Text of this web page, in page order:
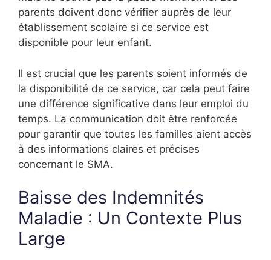
parents doivent donc vérifier auprès de leur
établissement scolaire si ce service est
disponible pour leur enfant.
Il est crucial que les parents soient informés de
la disponibilité de ce service, car cela peut faire
une différence significative dans leur emploi du
temps. La communication doit être renforcée
pour garantir que toutes les familles aient accès
à des informations claires et précises
concernant le SMA.
Baisse des Indemnités
Maladie : Un Contexte Plus
Large